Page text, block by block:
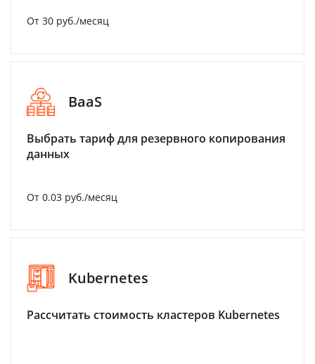
От 30 руб./месяц
BaaS
Выбрать тариф для резервного копирования
данных
От 0.03 руб./месяц
Kubernetes
Рассчитать стоимость кластеров Kubernetes